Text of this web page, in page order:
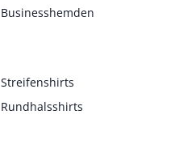
Businesshemden
Streifenshirts
Rundhalsshirts